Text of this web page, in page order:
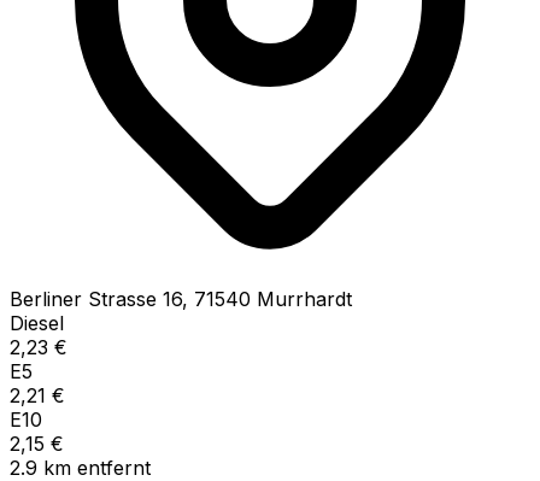
Berliner Strasse 16, 71540 Murrhardt
Diesel
2,23 €
E5
2,21 €
E10
2,15 €
2.9 km entfernt